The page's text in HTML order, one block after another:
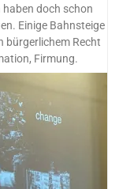
doch schon
Einige Bahnsteige
bürgerlichem Recht
Firmung.